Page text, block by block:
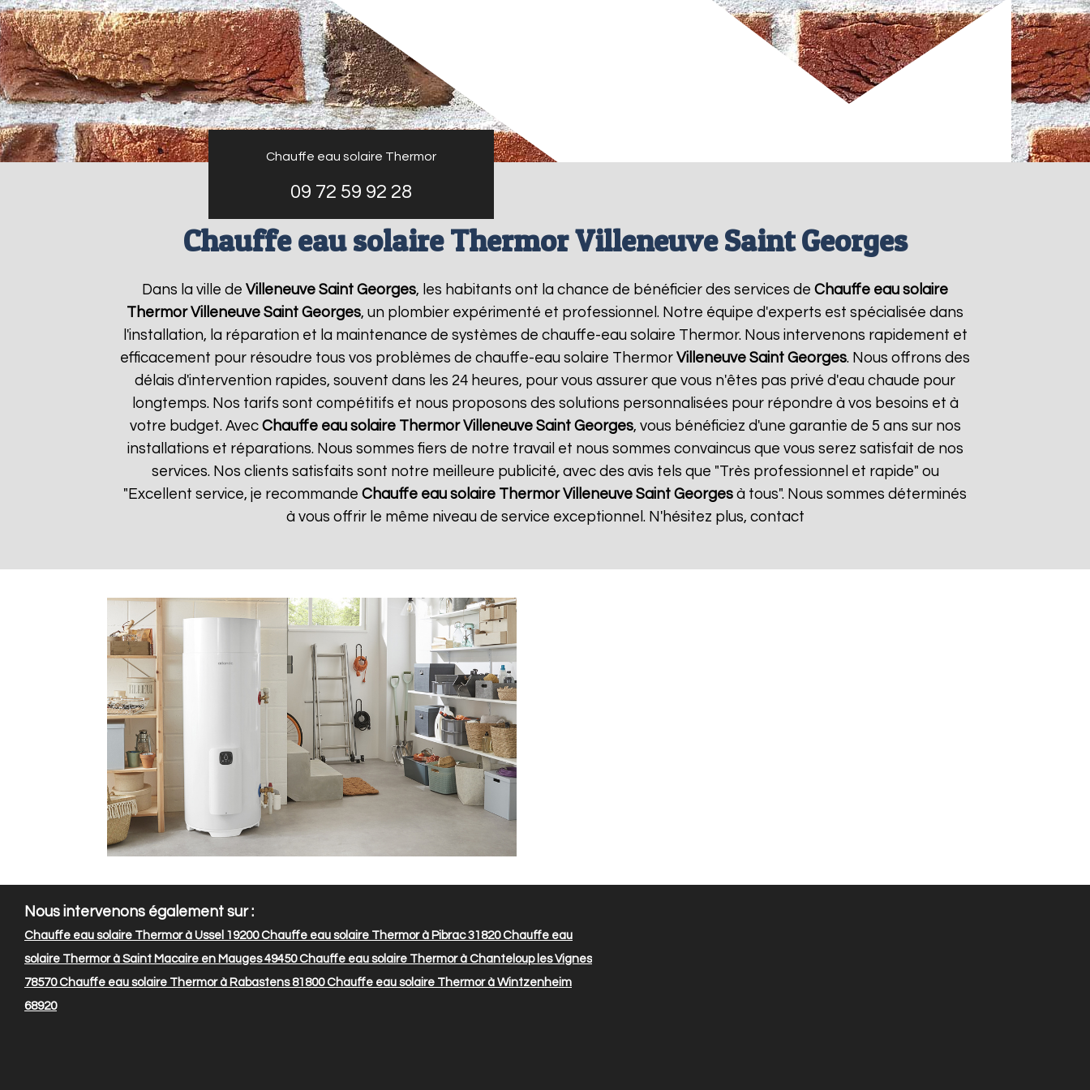
Chauffe eau solaire Thermor
09 72 59 92 28
Chauffe eau solaire Thermor Villeneuve Saint Georges
Dans la ville de Villeneuve Saint Georges, les habitants ont la chance de bénéficier des services de Chauffe eau solaire
Thermor Villeneuve Saint Georges, un plombier expérimenté et professionnel. Notre équipe d'experts est spécialisée dans
l'installation, la réparation et la maintenance de systèmes de chauffe-eau solaire Thermor. Nous intervenons rapidement et
efficacement pour résoudre tous vos problèmes de chauffe-eau solaire Thermor Villeneuve Saint Georges. Nous offrons des
délais d'intervention rapides, souvent dans les 24 heures, pour vous assurer que vous n'êtes pas privé d'eau chaude pour
longtemps. Nos tarifs sont compétitifs et nous proposons des solutions personnalisées pour répondre à vos besoins et à
votre budget. Avec Chauffe eau solaire Thermor Villeneuve Saint Georges, vous bénéficiez d'une garantie de 5 ans sur nos
installations et réparations. Nous sommes fiers de notre travail et nous sommes convaincus que vous serez satisfait de nos
services. Nos clients satisfaits sont notre meilleure publicité, avec des avis tels que "Très professionnel et rapide" ou
"Excellent service, je recommande Chauffe eau solaire Thermor Villeneuve Saint Georges à tous". Nous sommes déterminés
à vous offrir le même niveau de service exceptionnel. N'hésitez plus, contact
Nous intervenons également sur :
Chauffe eau solaire Thermor à Ussel 19200Chauffe eau solaire Thermor à Pibrac 31820Chauffe eau
solaire Thermor à Saint Macaire en Mauges 49450Chauffe eau solaire Thermor à Chanteloup les Vignes
78570Chauffe eau solaire Thermor à Rabastens 81800Chauffe eau solaire Thermor à Wintzenheim
68920